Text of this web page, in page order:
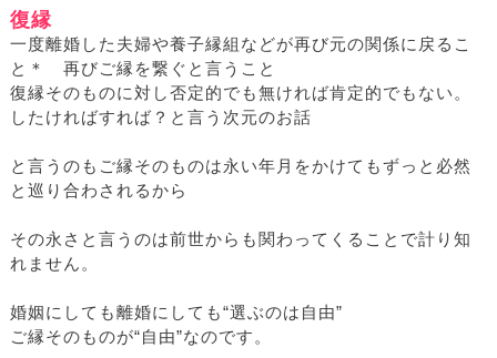
復縁
一度離婚した夫婦や養子縁組などが再び元の関係に戻るこ
と＊ 再びご縁を繋ぐと言うこと
復縁そのものに対し否定的でも無ければ肯定的でもない。
したければすれば？と言う次元のお話
と言うのもご縁そのものは永い年月をかけてもずっと必然
と巡り合わされるから
その永さと言うのは前世からも関わってくることで計り知
れません。
婚姻にしても離婚にしても“選ぶのは自由”
ご縁そのものが“自由”なのです。